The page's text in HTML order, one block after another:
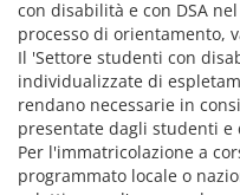
con disabilità e con DSA
processo di orientamento,
Il 'Settore studenti con
individualizzate di
rendano necessarie in
presentate dagli studenti e
Per l'immatricolazione a
programmato locale o